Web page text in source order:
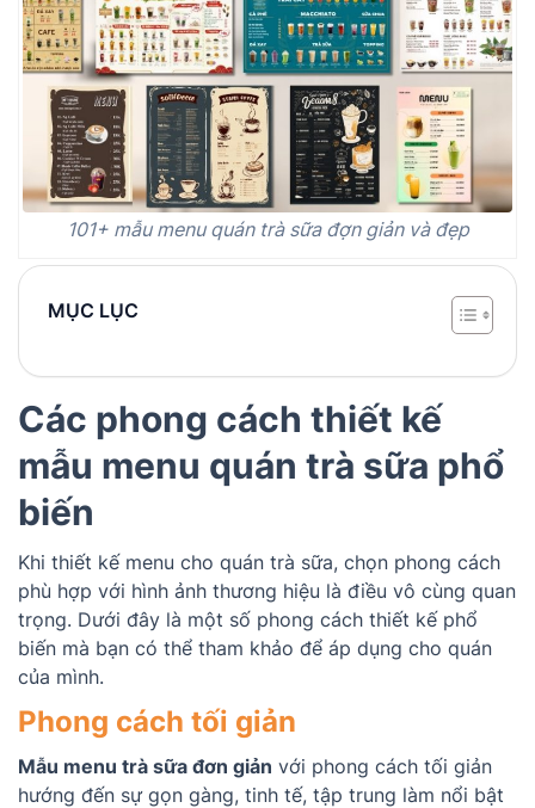
101+ mẫu menu quán trà sữa đợn giản và đẹp
MỤC LỤC
Các phong cách thiết kế
mẫu menu quán trà sữa phổ
biến
Khi thiết kế menu cho quán trà sữa, chọn phong cách
phù hợp với hình ảnh thương hiệu là điều vô cùng quan
trọng. Dưới đây là một số phong cách thiết kế phổ
biến mà bạn có thể tham khảo để áp dụng cho quán
của mình.
Phong cách tối giản
Mẫu menu trà sữa đơn giản với phong cách tối giản
hướng đến sự gọn gàng, tinh tế, tập trung làm nổi bật